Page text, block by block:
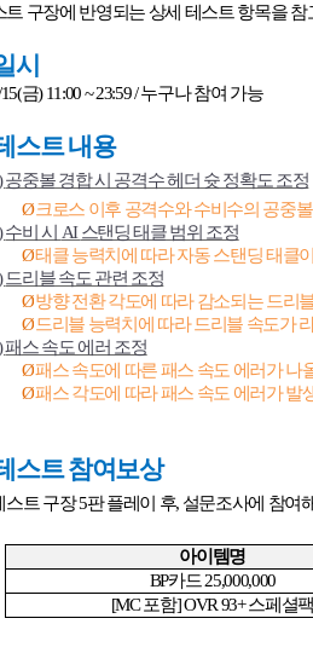
트 구장에 반영되는 상세 테스트 항목을
시
금) 11:00 ~ 23:59 /누구나 참여 가능
스트 내용
공중볼 경합 시 공격수 헤더 슛 정확도 조정
Ø 크로스 이후 공격수와 수비수의 공중볼
수비 시 AI스탠딩 태클 범위 조정
Ø태클 능력치에 따라 자동 스탠딩 태클
드리블 속도 관련 조정
Ø방향 전환 각도에 따라 감소되는 드리
Ø 드리블 능력치에 따라 드리블 속도가
패스 속도 에러 조정
Ø패스 속도에 따른 패스 속도 에러가 나
Ø패스 각도에 따라 패스 속도 에러가 발
스트 참여보상
스트 구장5판 플레이 후, 설문조사에 참여
아이템명
BP카드 25,000,000
[MC포함] OVR 93+스페셜팩